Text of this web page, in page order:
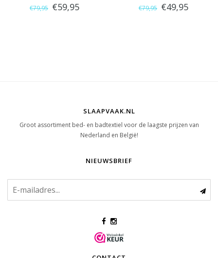
€79,95 €59,95 €79,95 €49,95
SLAAPVAAK.NL
Groot assortiment bed- en badtextiel voor de laagste prijzen van
Nederland en België!
NIEUWSBRIEF